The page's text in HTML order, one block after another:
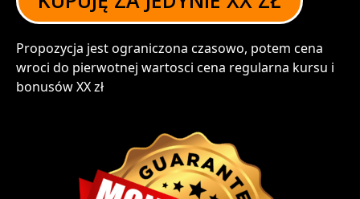
Propozycja jest ograniczona czasowo, potem cena
wroci do pierwotnej wartosci cena regularna kursu i
bonusów XX zł